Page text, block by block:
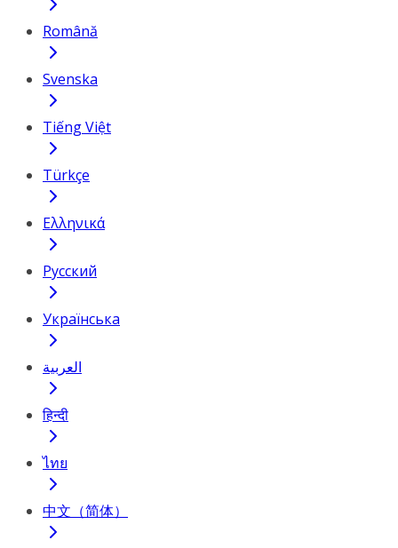
Română
Svenska
Tiếng Việt
Türkçe
Ελληνικά
Русский
Українська
العربية
हिन्दी
ไทย
中文（简体）